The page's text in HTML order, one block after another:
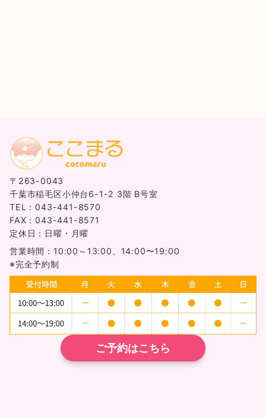
〒263-0043
千葉市稲毛区小仲台6-1-2 3階 B号室
TEL：043-441-8570
FAX：043-441-8571
定休日：日曜・月曜
営業時間：10:00～13:00、14:00〜19:00
※完全予約制
ご予約はこちら